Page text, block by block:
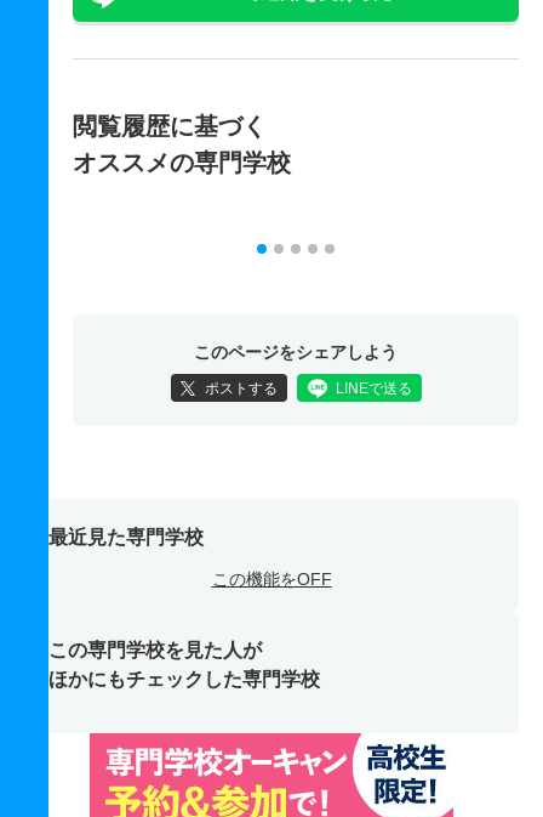
閲覧履歴に基づく
オススメの専門学校
このページをシェアしよう
ポストする LINEで送る
最近見た専門学校
この機能をOFF
この専門学校を見た人が
ほかにもチェックした専門学校